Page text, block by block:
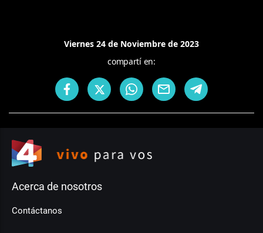
Viernes 24 de Noviembre de 2023
compartí en:
Acerca de nosotros
Contáctanos